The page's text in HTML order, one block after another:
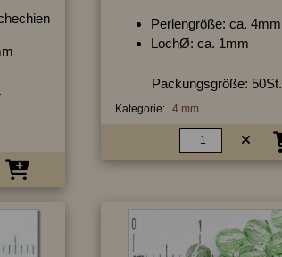
Perlengröße: ca. 4mm
LochØ: ca. 1mm
Packungsgröße: 50St.
Kategorie: 4 mm